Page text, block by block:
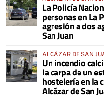
La Policía
personas en La
agresión a dos
San Juan
ALCÁZAR DE SAN
Un incendio
la carpa de un
hostelería en la
Alcázar de San